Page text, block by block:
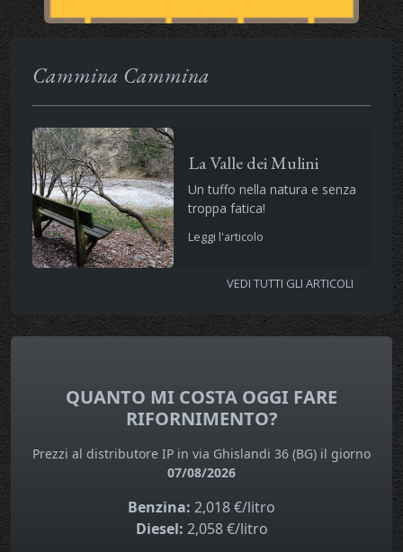
Cammina Cammina
La Valle dei Mulini
Un tuffo nella natura e senza
troppa fatica!
Leggi l'articolo
VEDI TUTTI GLI ARTICOLI
QUANTO MI COSTA OGGI FARE
RIFORNIMENTO?
Prezzi al distributore IP in via Ghislandi 36 (BG) il giorno
07/08/2026
Benzina: 2,018 €/litro
Diesel: 2,058 €/litro